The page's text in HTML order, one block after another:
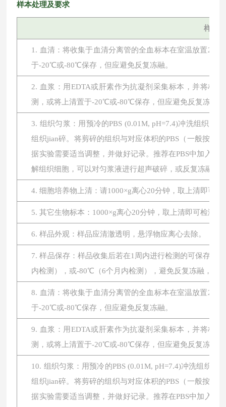
样本处理及要求
样本
1. 血清：将收集于血清分离管的全血标本在室温放置2
于-20℃或-80℃保存，但应避免反复冻融。
2. 血浆：用EDTA或肝素作为抗凝剂采集标本，并将标
测，或将上清置于-20℃或-80℃保存，但应避免反复冻融。
3. 组织匀浆：用预冷的PBS (0.01M, pH=7.4)冲洗组织，
组织jian碎。将剪碎的组织与对应体积的PBS（一般按
据实验需要适当调整，并做好记录。推荐在PBS中加入
解组织细胞，可以对匀浆液进行超声破碎，或反复冻融。
4. 细胞培养物上清：请1000×g离心20分钟，取上清即可
5. 其它生物标本：1000×g离心20分钟，取上清即可检测。
6. 样品外观：样品应清澈透明，悬浮物应离心去除。
7. 样品保存：样品收集后若在1周内进行检测的可保存
内检测），或-80℃（6个月内检测），避免反复冻融，标
8. 血清：将收集于血清分离管的全血标本在室温放置2小
于-20℃或-80℃保存，但应避免反复冻融。
9. 血浆：用EDTA或肝素作为抗凝剂采集标本，并将标
测，或将上清置于-20℃或-80℃保存，但应避免反复冻融。
10. 组织匀浆：用预冷的PBS (0.01M, pH=7.4)冲洗组织
组织jian碎。将剪碎的组织与对应体积的PBS（一般按
据实验需要适当调整，并做好记录。推荐在PBS中加入